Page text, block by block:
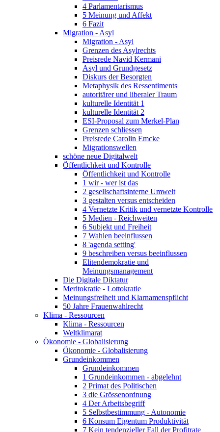
4 Parlamentarismus
5 Meinung und Affekt
6 Fazit
Migration - Asyl
Migration - Asyl
Grenzen des Asylrechts
Preisrede Navid Kermani
Asyl und Grundgesetz
Diskurs der Besorgten
Metaphysik des Ressentiments
autoritärer und liberaler Traum
kulturelle Identität 1
kulturelle Identität 2
ESI-Proposal zum Merkel-Plan
Grenzen schliessen
Preisrede Carolin Emcke
Migrationswellen
schöne neue Digitalwelt
Öffentlichkeit und Kontrolle
Öffentlichkeit und Kontrolle
1 wir - wer ist das
2 gesellschaftsinterne Umwelt
3 gestalten versus entscheiden
4 Vernetzte Kritik und vernetzte Kontrolle
5 Medien - Reichweiten
6 Subjekt und Freiheit
7 Wahlen beeinflussen
8 'agenda setting'
9 beschreiben versus beeinflussen
Elitendemokratie und
Meinungsmanagement
Die Digitale Diktatur
Meritokratie - Lottokratie
Meinungsfreiheit und Klarnamenspflicht
50 Jahre Frauenwahlrecht
Klima - Ressourcen
Klima - Ressourcen
Weltklimarat
Ökonomie - Globalisierung
Ökonomie - Globalisierung
Grundeinkommen
Grundeinkommen
1 Grundeinkommen - abgelehnt
2 Primat des Politischen
3 die Grössenordnung
4 Der Arbeitsbegriff
5 Selbstbestimmung - Autonomie
6 Konsum Eigentum Produktivität
7 Kein tendenzieller Fall der Profitrate